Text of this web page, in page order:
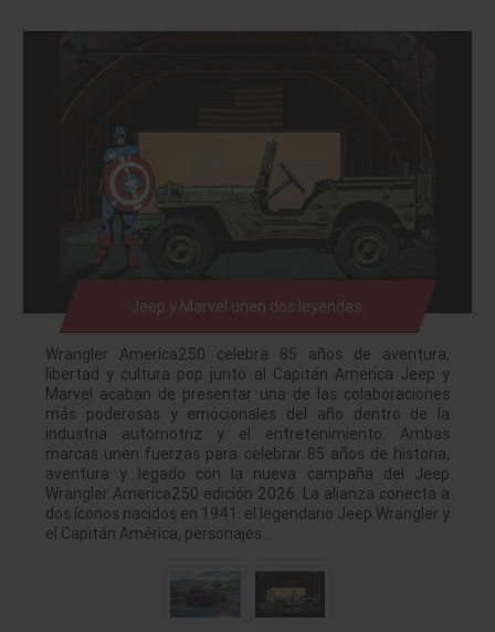
Jeep y Marvel unen dos leyendas.
Wrangler America250 celebra 85 años de aventura,
libertad y cultura pop junto al Capitán América Jeep y
Marvel acaban de presentar una de las colaboraciones
más poderosas y emocionales del año dentro de la
industria automotriz y el entretenimiento. Ambas
marcas unen fuerzas para celebrar 85 años de historia,
aventura y legado con la nueva campaña del Jeep
Wrangler America250 edición 2026. La alianza conecta a
dos íconos nacidos en 1941: el legendario Jeep Wrangler y
el Capitán América, personajes…